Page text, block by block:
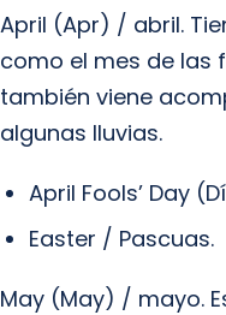
April (Apr) / abril.
como el mes de las
también viene
algunas lluvias.
April Fools’ Day
Easter / Pascuas.
May (May) / mayo.